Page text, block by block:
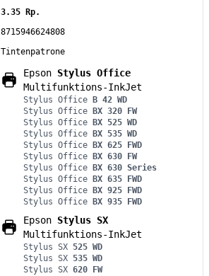
3.35 Rp.
8715946624808
Tintenpatrone
Epson Stylus Office
Multifunktions-InkJet
Stylus Office B 42 WD
Stylus Office BX 320 FW
Stylus Office BX 525 WD
Stylus Office BX 535 WD
Stylus Office BX 625 FWD
Stylus Office BX 630 FW
Stylus Office BX 630 Series
Stylus Office BX 635 FWD
Stylus Office BX 925 FWD
Stylus Office BX 935 FWD
Epson Stylus SX
Multifunktions-InkJet
Stylus SX 525 WD
Stylus SX 535 WD
Stylus SX 620 FW